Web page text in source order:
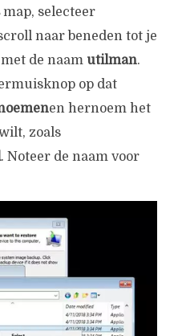
map, selecteer
naar beneden tot je
de naam utilman.
op dat
en hernoem het
zoals
. Noteer de naam voor